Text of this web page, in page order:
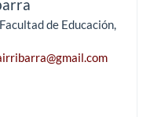
de Educación,